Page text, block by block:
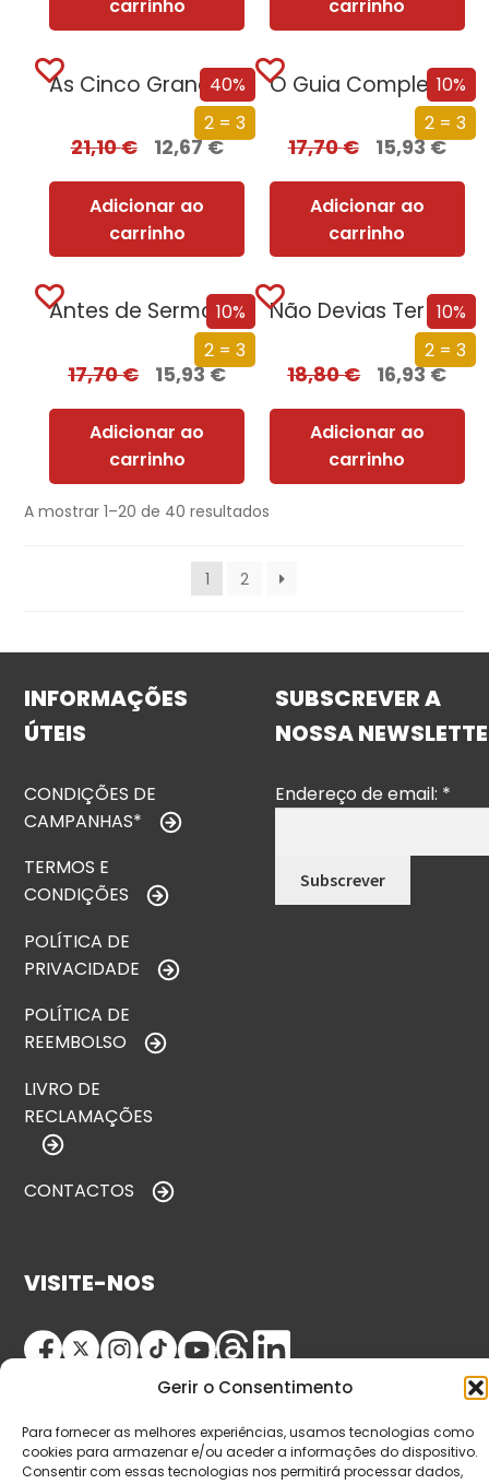
Gerir o Consentimento
Para fornecer as melhores experiências, usamos tecnologias como
cookies para armazenar e/ou aceder a informações do dispositivo.
Consentir com essas tecnologias nos permitirá processar dados,
carrinho
carrinho
40%
2 = 3
As Cinco Grandes Revoluções da História de Portugal
21,10€ 12,67€
Adicionar ao
carrinho
10%
2 = 3
O Guia Completo sobre Absolutamente Tudo
17,70€ 15,93€
Adicionar ao
carrinho
10%
2 = 3
Antes de Sermos Vossos
17,70€ 15,93€
Adicionar ao
carrinho
10%
2 = 3
Não Devias Ter Vindo
18,80€ 16,93€
Adicionar ao
carrinho
A mostrar 1–20 de 40 resultados
1 2
INFORMAÇÕES
ÚTEIS
CONDIÇÕES DE
CAMPANHAS*
TERMOS E
CONDIÇÕES
POLÍTICA DE
PRIVACIDADE
POLÍTICA DE
REEMBOLSO
LIVRO DE
RECLAMAÇÕES
CONTACTOS
SUBSCREVER A
NOSSA
Endereço de email: *
VISITE-NOS